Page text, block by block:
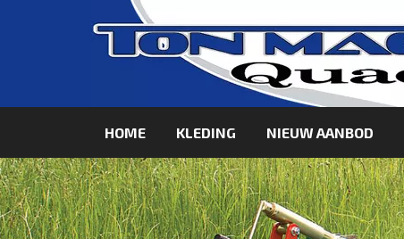
HOME KLEDING NIEUW AANBOD